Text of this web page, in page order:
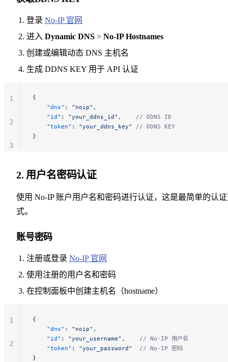
登录 No-IP 官网
进入 Dynamic DNS > No-IP Hostnames
创建或编辑动态 DNS 主机名
生成 DDNS KEY 用于 API 认证
{
    "dns"
: "noip" ,
    "id"
: "your_ddns_id" , // DDNS ID
    "token"
: "your_ddns_key"
// DDNS KEY
}
1
2
3
2. 用户名密码认证
使用 No-IP 账户用户名和密码进行认证，这是最简单的认
式。
账号密码
注册或登录 No-IP 官网
使用注册的用户名和密码
在控制面板中创建主机名（hostname）
{
    "dns"
: "noip" ,
    "id"
: "your_username" , // No-IP 用户名
    "token"
: "your_password"
  // No-IP 密码
}
1
2